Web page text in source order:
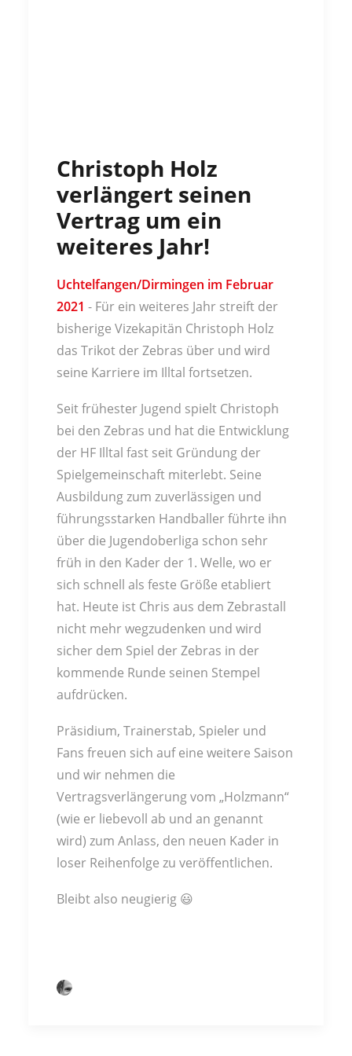
Christoph Holz
verlängert seinen
Vertrag um ein
weiteres Jahr!
Uchtelfangen/Dirmingen im Februar
2021 - Für ein weiteres Jahr streift der
bisherige Vizekapitän Christoph Holz
das Trikot der Zebras über und wird
seine Karriere im Illtal fortsetzen.
Seit frühester Jugend spielt Christoph
bei den Zebras und hat die Entwicklung
der HF Illtal fast seit Gründung der
Spielgemeinschaft miterlebt. Seine
Ausbildung zum zuverlässigen und
führungsstarken Handballer führte ihn
über die Jugendoberliga schon sehr
früh in den Kader der 1. Welle, wo er
sich schnell als feste Größe etabliert
hat. Heute ist Chris aus dem Zebrastall
nicht mehr wegzudenken und wird
sicher dem Spiel der Zebras in der
kommende Runde seinen Stempel
aufdrücken.
Präsidium, Trainerstab, Spieler und
Fans freuen sich auf eine weitere Saison
und wir nehmen die
Vertragsverlängerung vom „Holzmann“
(wie er liebevoll ab und an genannt
wird) zum Anlass, den neuen Kader in
loser Reihenfolge zu veröffentlichen.
Bleibt also neugierig 😃